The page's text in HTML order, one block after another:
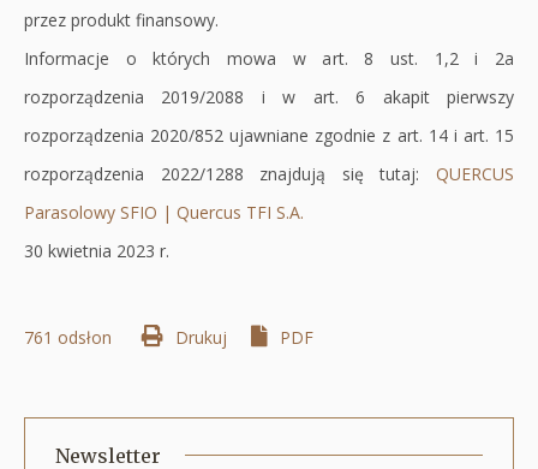
przez produkt finansowy.
Informacje o których mowa w art. 8 ust. 1,2 i 2a
rozporządzenia 2019/2088 i w art. 6 akapit pierwszy
rozporządzenia 2020/852 ujawniane zgodnie z art. 14 i art. 15
rozporządzenia 2022/1288 znajdują się tutaj: QUERCUS
Parasolowy SFIO | Quercus TFI S.A.
30 kwietnia 2023 r.
Drukuj Otworzy
w
nowej
PDF
761 odsłon
Newsletter